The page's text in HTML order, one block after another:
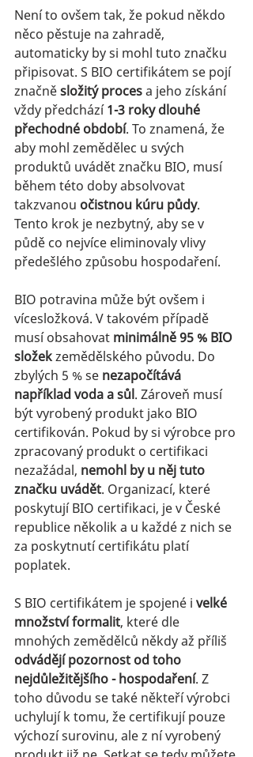
Není to ovšem tak, že pokud někdo
něco pěstuje na zahradě,
automaticky by si mohl tuto značku
připisovat. S BIO certifikátem se pojí
značně složitý proces a jeho získání
vždy předchází 1-3 roky dlouhé
přechodné období. To znamená, že
aby mohl zemědělec u svých
produktů uvádět značku BIO, musí
během této doby absolvovat
takzvanou očistnou kúru půdy.
Tento krok je nezbytný, aby se v
půdě co nejvíce eliminovaly vlivy
předešlého způsobu hospodaření.
BIO potravina může být ovšem i
vícesložková. V takovém případě
musí obsahovat minimálně 95 % BIO
složek zemědělského původu. Do
zbylých 5 % se nezapočítává
například voda a sůl. Zároveň musí
být vyrobený produkt jako BIO
certifikován. Pokud by si výrobce pro
zpracovaný produkt o certifikaci
nezažádal, nemohl by u něj tuto
značku uvádět. Organizací, které
poskytují BIO certifikaci, je v České
republice několik a u každé z nich se
za poskytnutí certifikátu platí
poplatek.
S BIO certifikátem je spojené i velké
množství formalit, které dle
mnohých zemědělců někdy až příliš
odvádějí pozornost od toho
nejdůležitějšího - hospodaření. Z
toho důvodu se také někteří výrobci
uchylují k tomu, že certifikují pouze
výchozí surovinu, ale z ní vyrobený